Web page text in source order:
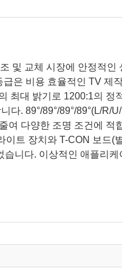
및 교체 시장에 안정적인
은 비용 효율적인 TV 제
최대 밝기로 1200:1의 정
. 89°/89°/89°/89°(L/R/
여 다양한 조명 조건에 적
트 장치와 T-CON 보드(
니다. 이상적인 애플리